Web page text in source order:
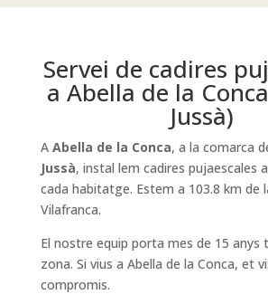
Servei de cadires
a Abella de la
Jussà)
A Abella de la Conca, a la comarca
Jussà, instal lem cadires pujaescales
cada habitatge. Estem a 103.8 km de
Vilafranca.
El nostre equip porta mes de 15 anys
zona. Si vius a Abella de la Conca, et
compromis.